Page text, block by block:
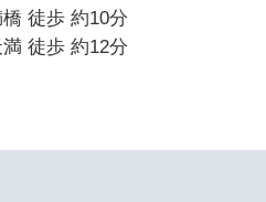
徒歩 約10分
徒歩 約12分